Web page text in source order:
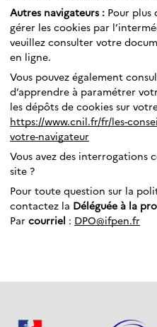
Autres navigateurs : Pour
gérer les cookies par
veuillez consulter votre
en ligne.
Vous pouvez également
d’apprendre à paramétrer
les dépôts de cookies sur
https://www.cnil.fr/fr/les-
votre-navigateur
Vous avez des interrogations
site ?
Pour toute question sur la
contactez la Déléguée à la
Par courriel : DPO@ifpen.fr